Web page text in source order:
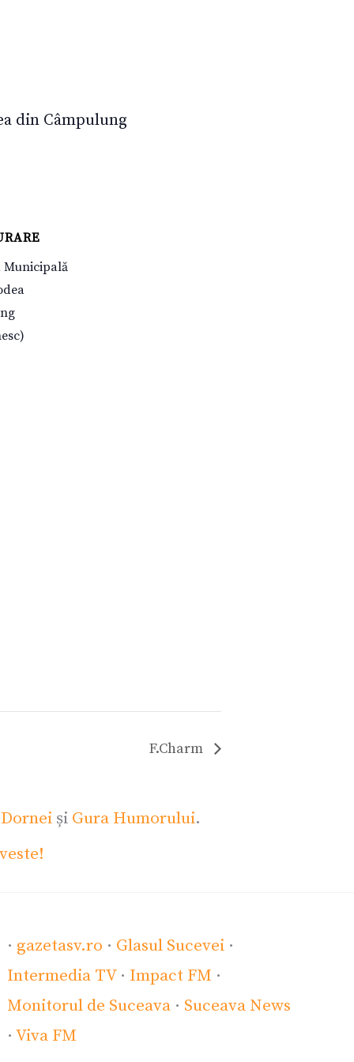
din Câmpulung
Municipală
F.Charm
și Gura Humorului.
· gazetasv.ro · Glasul Sucevei ·
Intermedia TV· Impact FM ·
Monitorul de Suceava · Suceava News
·Viva FM